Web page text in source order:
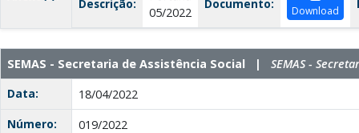
Descrição:
05/2022
Documento: Download
SEMAS - Secretaria de Assistência Social | SEMAS -
Data:
18/04/2022
Número:
019/2022